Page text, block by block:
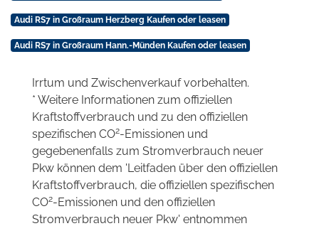
Audi RS7 in Großraum Herzberg Kaufen oder leasen
Audi RS7 in Großraum Hann.-Münden Kaufen oder leasen
Irrtum und Zwischenverkauf vorbehalten.
* Weitere Informationen zum offiziellen
Kraftstoffverbrauch und zu den offiziellen
spezifischen CO2-Emissionen und
gegebenenfalls zum Stromverbrauch neuer
Pkw können dem 'Leitfaden über den offiziellen
Kraftstoffverbrauch, die offiziellen spezifischen
CO2-Emissionen und den offiziellen
Stromverbrauch neuer Pkw' entnommen